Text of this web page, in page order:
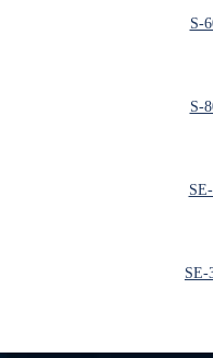
S-
S-
SE-